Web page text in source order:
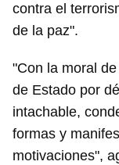
contra el
de la paz".
"Con la moral
de Estado por
intachable,
formas y
motivaciones",